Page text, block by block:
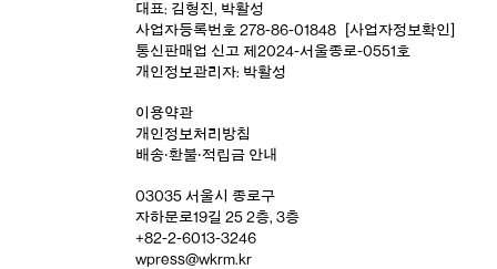
대표: 김형진, 박활성
사업자등록번호 278-86-01848
[사업자정보확인]
통신판매업 신고 제2024-서울종로-0551호
개인정보관리자: 박활성
이용약관
개인정보처리방침
배송‧환불‧적립금 안내
03035 서울시 종로구
자하문로19길 25 2층, 3층
+82-2-6013-3246
wpress@wkrm.kr